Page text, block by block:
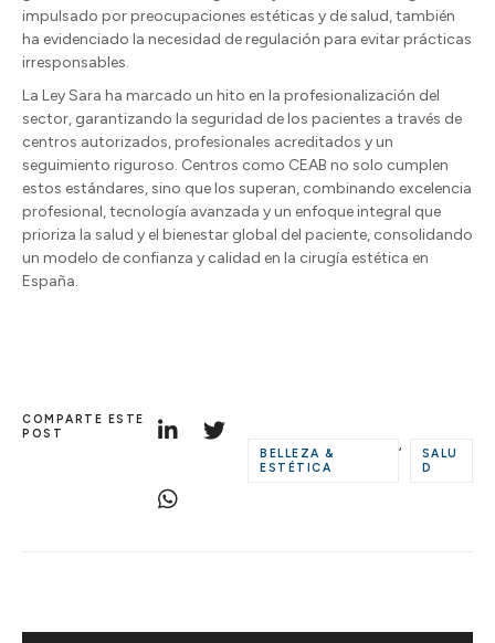
impulsado por preocupaciones estéticas y de salud, también
ha evidenciado la necesidad de regulación para evitar prácticas
irresponsables.
La Ley Sara ha marcado un hito en la profesionalización del
sector, garantizando la seguridad de los pacientes a través de
centros autorizados, profesionales acreditados y un
seguimiento riguroso. Centros como CEAB no solo cumplen
estos estándares, sino que los superan, combinando excelencia
profesional, tecnología avanzada y un enfoque integral que
prioriza la salud y el bienestar global del paciente, consolidando
un modelo de confianza y calidad en la cirugía estética en
España.
COMPARTE ESTE
POST
BELLEZA &
ESTÉTICA
,
SALU
D